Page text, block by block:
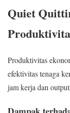
Quiet
Produktivitas
efektivitas tenaga
jam kerja dan